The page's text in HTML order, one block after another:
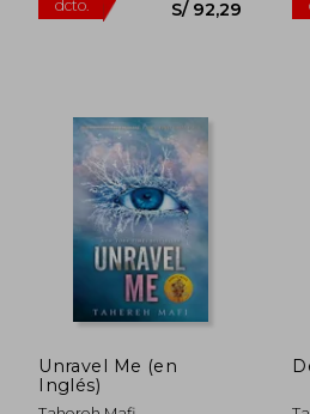
Unravel Me (en
Inglés)